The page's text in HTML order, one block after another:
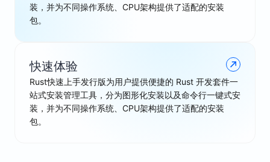
装，并为不同操作系统、CPU架构提供了适配的安装
包。
快速体验
Rust快速上手发行版为用户提供便捷的 Rust 开发套件一
站式安装管理工具，分为图形化安装以及命令行一键式安
装，并为不同操作系统、CPU架构提供了适配的安装
包。